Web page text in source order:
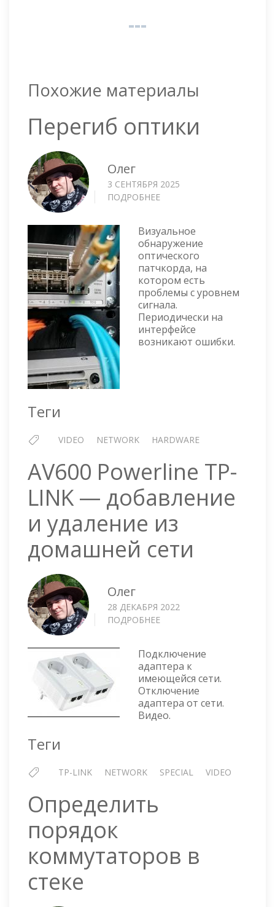
Похожие материалы
Перегиб оптики
Олег
3 СЕНТЯБРЯ 2025
ПОДРОБНЕЕ
Визуальное
обнаружение
оптического
патчкорда, на
котором есть
проблемы с уровнем
сигнала.
Периодически на
интерфейсе
возникают ошибки.
Теги
VIDEO NETWORK HARDWARE
AV600 Powerline TP-
LINK — добавление
и удаление из
домашней сети
Олег
28 ДЕКАБРЯ 2022
ПОДРОБНЕЕ
TP-
LINK
—
ДОБАВЛЕНИЕ
И
Подключение
адаптера к
имеющейся сети.
Отключение
адаптера от сети.
Видео.
Теги
TP-LINK NETWORK SPECIAL VIDEO
Определить
порядок
коммутаторов в
стеке